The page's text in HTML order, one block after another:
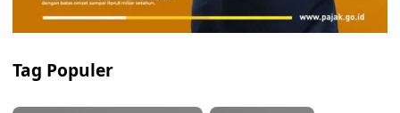
Tag Populer